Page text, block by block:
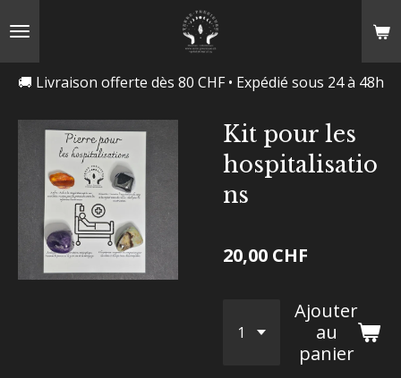
🚚 Livraison offerte dès 80 CHF • Expédié sous 24 à 48h
Kit pour les
hospitalisatio
ns
20,00 CHF
Ajouter
au
panier